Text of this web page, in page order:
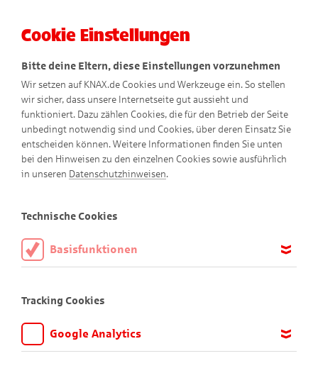
Spielen
KNAXiger Spiel-Spaß!
Cookie Einstellungen
Bitte deine Eltern, diese Einstellungen vorzunehmen
Wir setzen auf KNAX.de Cookies und Werkzeuge ein. So stellen
wir sicher, dass unsere Internetseite gut aussieht und
funktioniert. Dazu zählen Cookies, die für den Betrieb der Seite
unbedingt notwendig sind und Cookies, über deren Einsatz Sie
entscheiden können. Weitere Informationen finden Sie unten
bei den Hinweisen zu den einzelnen Cookies sowie ausführlich
in unseren Datenschutzhinweisen.
Technische Cookies
Basisfunktionen
aktiviert sein.
Tracking Cookies
Google Analytics